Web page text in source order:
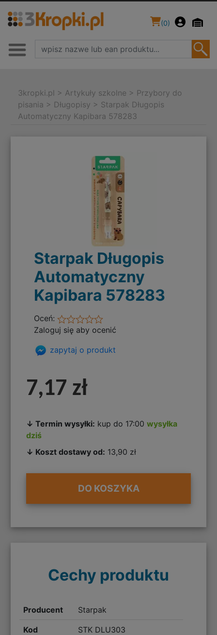
(0)
3kropki.pl > Artykuły szkolne > Przybory do
pisania > Długopisy > Starpak Długopis
Automatyczny Kapibara 578283
Starpak Długopis
Automatyczny
Kapibara 578283
Oceń:
Zaloguj się aby ocenić
zapytaj o produkt
7,17 zł
↓ Termin wysyłki: kup do 17:00wysyłka
dziś
↓ Koszt dostawy od: 13,90 zł
DO KOSZYKA
Cechy produktu
Producent Starpak
Kod
STK DLU303